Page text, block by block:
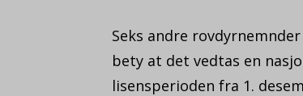
Seks andre
bety at det vedtas en
lisensperioden fra 1.